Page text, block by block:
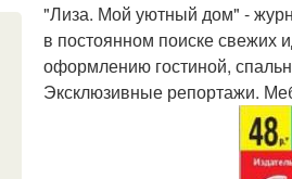
"Лиза. Мой уютный дом" -
в постоянном поиске свежих
оформлению гостиной,
Эксклюзивные репортажи.